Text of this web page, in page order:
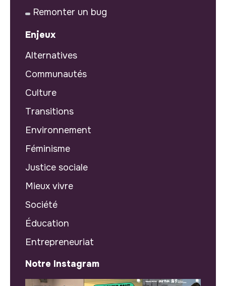
Remonter un bug
Enjeux
Alternatives
Communautés
Culture
Transitions
Environnement
Féminisme
Justice sociale
Mieux vivre
Société
Éducation
Entrepreneuriat
Notre Instagram